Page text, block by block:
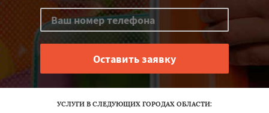
УСЛУГИ В СЛЕДУЮЩИХ ГОРОДАХ ОБЛАСТИ: